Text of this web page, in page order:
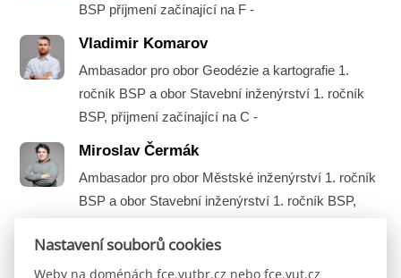
BSP příjmení začínající na F -
Vladimir Komarov
Ambasador pro obor Geodézie a kartografie 1.
ročník BSP a obor Stavební inženýrství 1. ročník
BSP, příjmení začínající na C -
Miroslav Čermák
Ambasador pro obor Městské inženýrství 1. ročník
BSP a obor Stavební inženýrství 1. ročník BSP,
Nastavení souborů cookies
Weby na doménách fce.vutbr.cz nebo fce.vut.cz